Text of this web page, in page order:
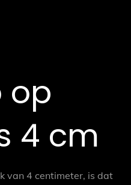
op
4 cm
van 4 centimeter, is dat